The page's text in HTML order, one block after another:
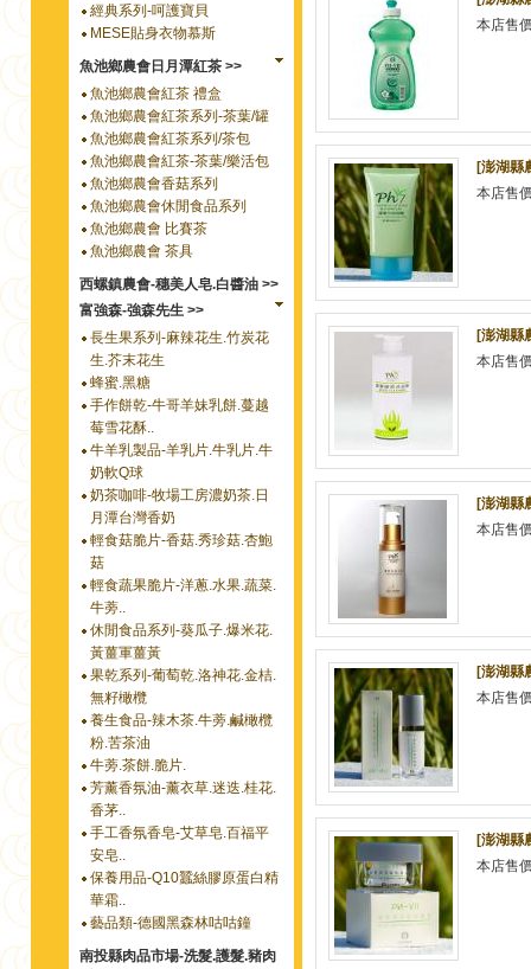
經典系列-呵護寶貝
MESE貼身衣物慕斯
魚池鄉農會日月潭紅茶 >>
魚池鄉農會紅茶 禮盒
魚池鄉農會紅茶系列-茶葉/罐
魚池鄉農會紅茶系列/茶包
魚池鄉農會紅茶-茶葉/樂活包
魚池鄉農會香菇系列
魚池鄉農會休閒食品系列
魚池鄉農會 比賽茶
魚池鄉農會 茶具
西螺鎮農會-穗美人皂.白醬油 >>
富強森-強森先生 >>
長生果系列-麻辣花生.竹炭花
生.芥末花生
蜂蜜.黑糖
手作餅乾-牛哥羊妹乳餅.蔓越
莓雪花酥..
牛羊乳製品-羊乳片.牛乳片.牛
奶軟Q球
奶茶咖啡-牧場工房濃奶茶.日
月潭台灣香奶
輕食菇脆片-香菇.秀珍菇.杏鮑
菇
輕食蔬果脆片-洋蔥.水果.蔬菜.
牛蒡..
休閒食品系列-葵瓜子.爆米花.
黃薑軍薑黃
果乾系列-葡萄乾.洛神花.金桔.
無籽橄欖
養生食品-辣木茶.牛蒡.鹹橄欖
粉.苦茶油
牛蒡.茶餅.脆片.
芳薰香氛油-薰衣草.迷迭.桂花.
香茅..
手工香氛香皂-艾草皂.百福平
安皂..
保養用品-Q10蠶絲膠原蛋白精
華霜..
藝品類-德國黑森林咕咕鐘
南投縣肉品市場-洗髮.護髮.豬肉
本店售
[澎湖縣
本店售
[澎湖縣
本店售
[澎湖縣
本店售
[澎湖縣
本店售
[澎湖縣
本店售